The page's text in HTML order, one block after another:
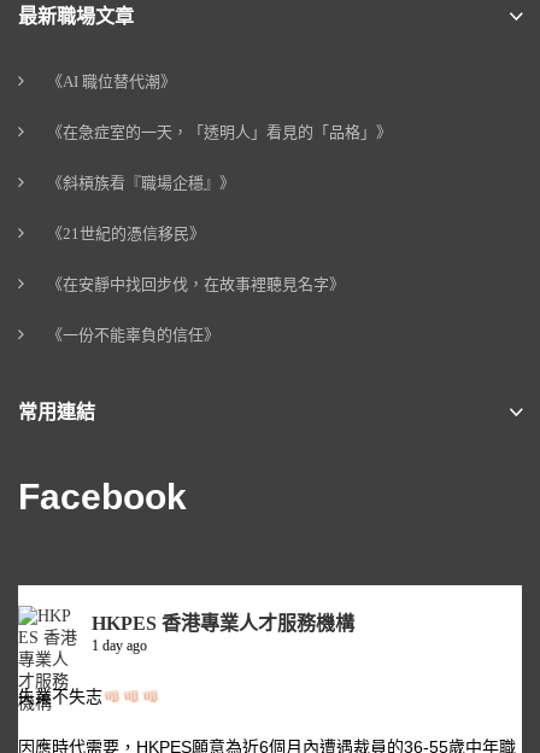
最新職場文章
《AI 職位替代潮》
《在急症室的一天，「透明人」看見的「品格」》
《斜槓族看『職場企穩』》
《21世紀的憑信移民》
《在安靜中找回步伐，在故事裡聽見名字》
《一份不能辜負的信任》
常用連結
Facebook
HKPES 香港專業人才服務機構
1 day ago
失業不失志
因應時代需要，HKPES願意為近6個月內遭遇裁員的36-55歲中年職